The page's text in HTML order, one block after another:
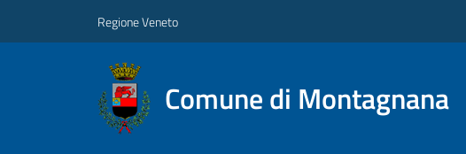
Regione Veneto
Comune di Montagnana